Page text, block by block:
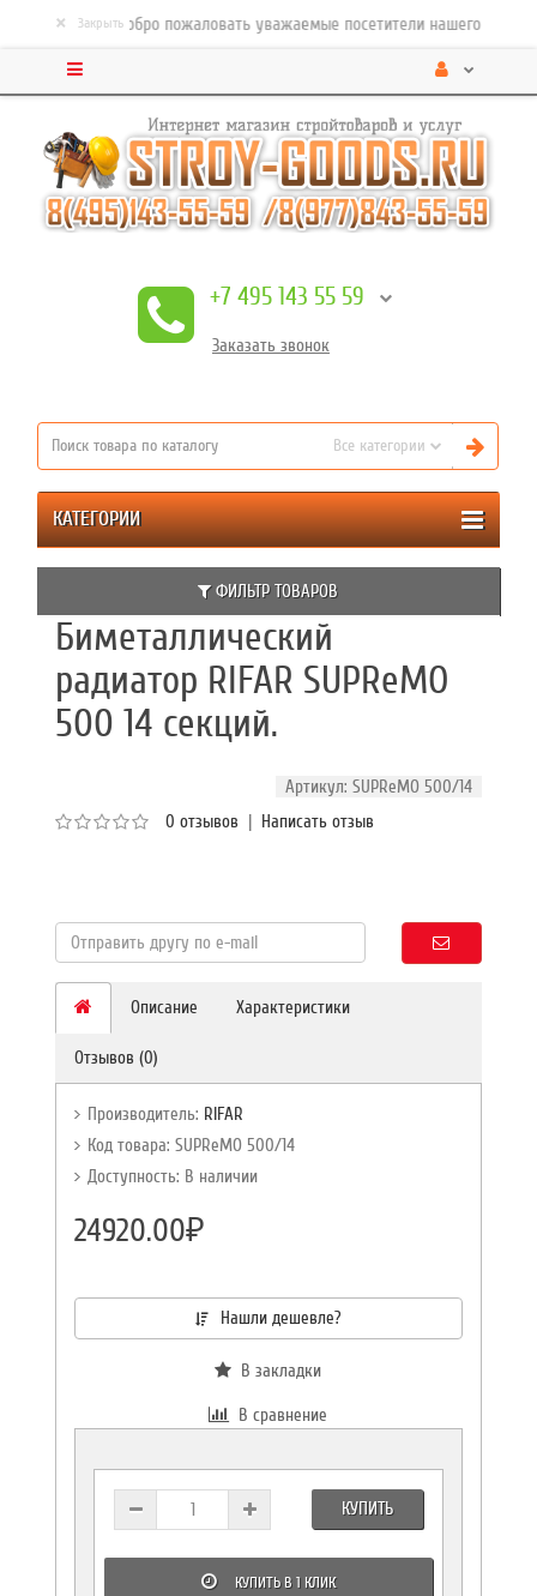
Добро пожаловать уважаемые посетители нашего
× Закрыть
+7 495 143 55 59
Заказать звонок
Все категории
КАТЕГОРИИ
ФИЛЬТР ТОВАРОВ
Биметаллический
радиатор RIFAR SUPReMO
500 14 секций.
Артикул: SUPReMO 500/14
0 отзывов | Написать отзыв
Описание Характеристики
Отзывов (0)
Производитель: RIFAR
Код товара: SUPReMO 500/14
Доступность: В наличии
24920.00₽
Нашли дешевле?
В закладки
В сравнение
КУПИТЬ
КУПИТЬ В 1 КЛИК